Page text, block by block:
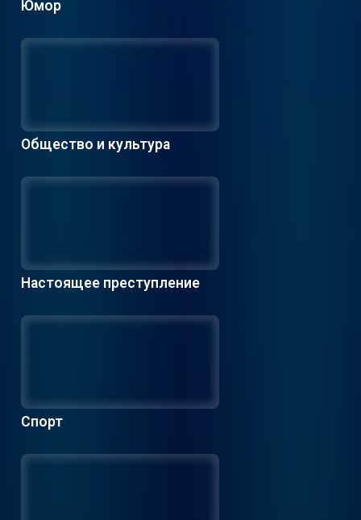
Юмор
Общество и культура
Настоящее преступление
Спорт